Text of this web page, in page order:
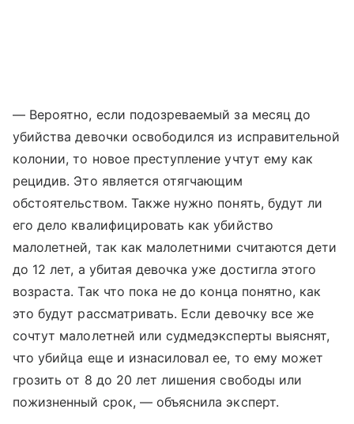
— Вероятно, если подозреваемый за месяц до
убийства девочки освободился из исправительной
колонии, то новое преступление учтут ему как
рецидив. Это является отягчающим
обстоятельством. Также нужно понять, будут ли
его дело квалифицировать как убийство
малолетней, так как малолетними считаются дети
до 12 лет, а убитая девочка уже достигла этого
возраста. Так что пока не до конца понятно, как
это будут рассматривать. Если девочку все же
сочтут малолетней или судмедэксперты выяснят,
что убийца еще и изнасиловал ее, то ему может
грозить от 8 до 20 лет лишения свободы или
пожизненный срок, — объяснила эксперт.